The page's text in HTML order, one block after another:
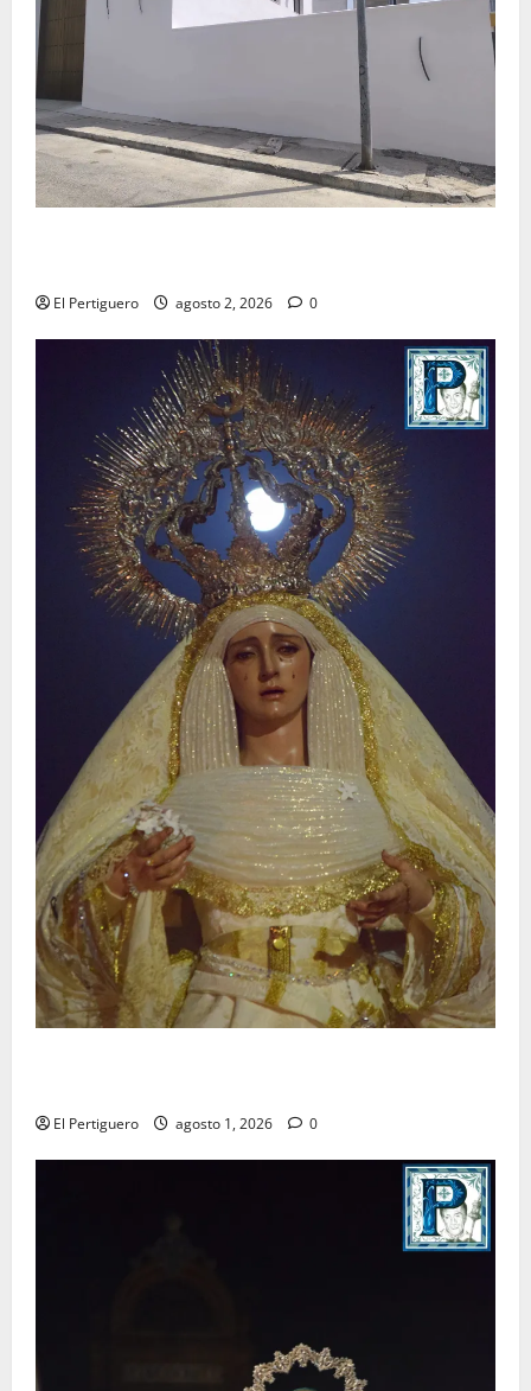
El Pertiguero agosto 2, 2026 0
El Pertiguero agosto 1, 2026 0